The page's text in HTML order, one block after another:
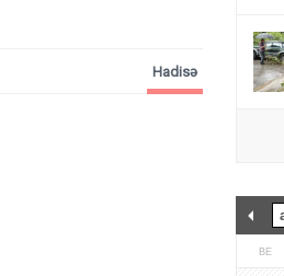
Hadisə
BE